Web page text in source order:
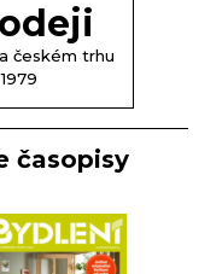
českém trhu
časopisy